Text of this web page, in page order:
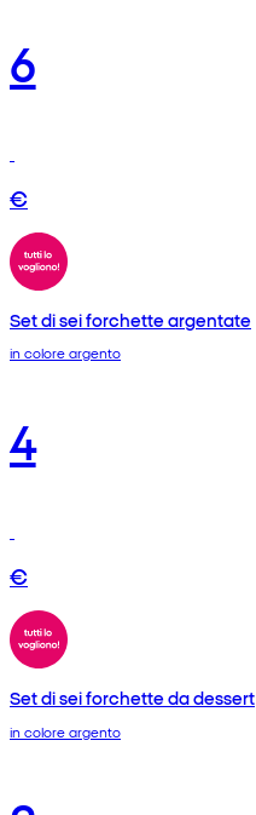
6
€
Set di sei forchette argentate
in colore argento
4
€
Set di sei forchette da dessert
in colore argento